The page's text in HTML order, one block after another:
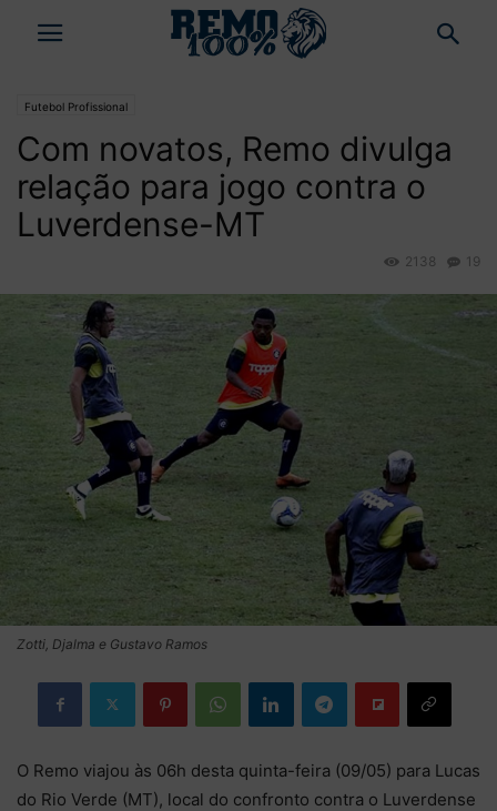
Futebol Profissional
Com novatos, Remo divulga
relação para jogo contra o
Luverdense-MT
19
2138
Zotti, Djalma e Gustavo Ramos
O Remo viajou às 06h desta quinta-feira (09/05) para Lucas
do Rio Verde (MT), local do confronto contra o Luverdense